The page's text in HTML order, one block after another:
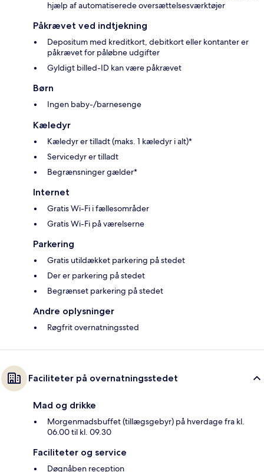
hjælp af automatiserede oversættelsesværktøjer
Påkrævet ved indtjekning
Depositum med kreditkort, debitkort eller kontanter er
påkrævet for påløbne udgifter
Gyldigt billed-ID kan være påkrævet
Børn
Ingen baby-/barnesenge
Kæledyr
Kæledyr er tilladt (maks. 1 kæledyr i alt)*
Servicedyr er tilladt
Begrænsninger gælder*
Internet
Gratis Wi-Fi i fællesområder
Gratis Wi-Fi på værelserne
Parkering
Gratis utildækket parkering på stedet
Der er parkering på stedet
Begrænset parkering på stedet
Andre oplysninger
Røgfrit overnatningssted
Faciliteter på overnatningsstedet
Mad og drikke
Morgenmadsbuffet (tillægsgebyr) på hverdage fra kl.
06.00 til kl. 09.30
Faciliteter og service
Døgnåben reception